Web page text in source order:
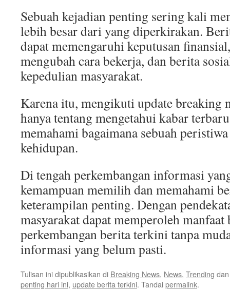
Sebuah kejadian penting sering kali
lebih besar dari yang diperkirakan.
dapat memengaruhi keputusan
mengubah cara bekerja, dan berita
kepedulian masyarakat.
Karena itu, mengikuti update breaking
hanya tentang mengetahui kabar
memahami bagaimana sebuah
kehidupan.
Di tengah perkembangan informasi
kemampuan memilih dan memahami
keterampilan penting. Dengan
masyarakat dapat memperoleh manfaat
perkembangan berita terkini tanpa
informasi yang belum pasti.
Tulisan ini dipublikasikan di Breaking News, News, Trending
penting hari ini, update berita terkini. Tandaipermalink.